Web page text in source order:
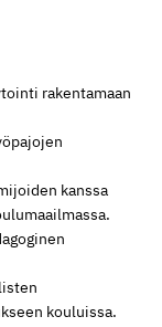
rakentamaan
kanssa
kouluissa.